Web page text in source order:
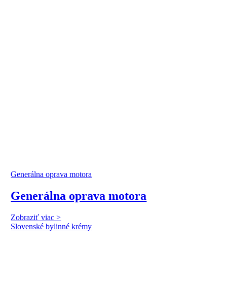
Generálna oprava motora
Generálna oprava motora
Zobraziť viac >
Slovenské bylinné krémy